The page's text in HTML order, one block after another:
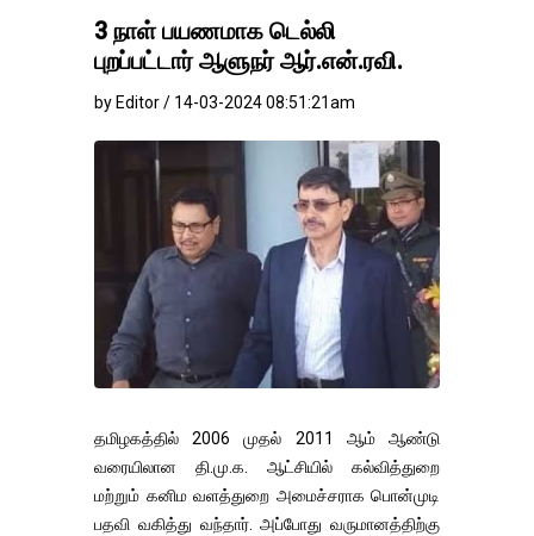
3 நாள் பயணமாக டெல்லி
புறப்பட்டார் ஆளுநர் ஆர்.என்.ரவி.
by Editor / 14-03-2024 08:51:21am
தமிழகத்தில் 2006 முதல் 2011 ஆம் ஆண்டு
வரையிலான தி.மு.க. ஆட்சியில் கல்வித்துறை
மற்றும் கனிம வளத்துறை அமைச்சராக பொன்முடி
பதவி வகித்து வந்தார். அப்போது வருமானத்திற்கு